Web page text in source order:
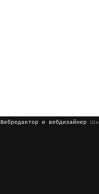
Вебредактор и вебдизайнер